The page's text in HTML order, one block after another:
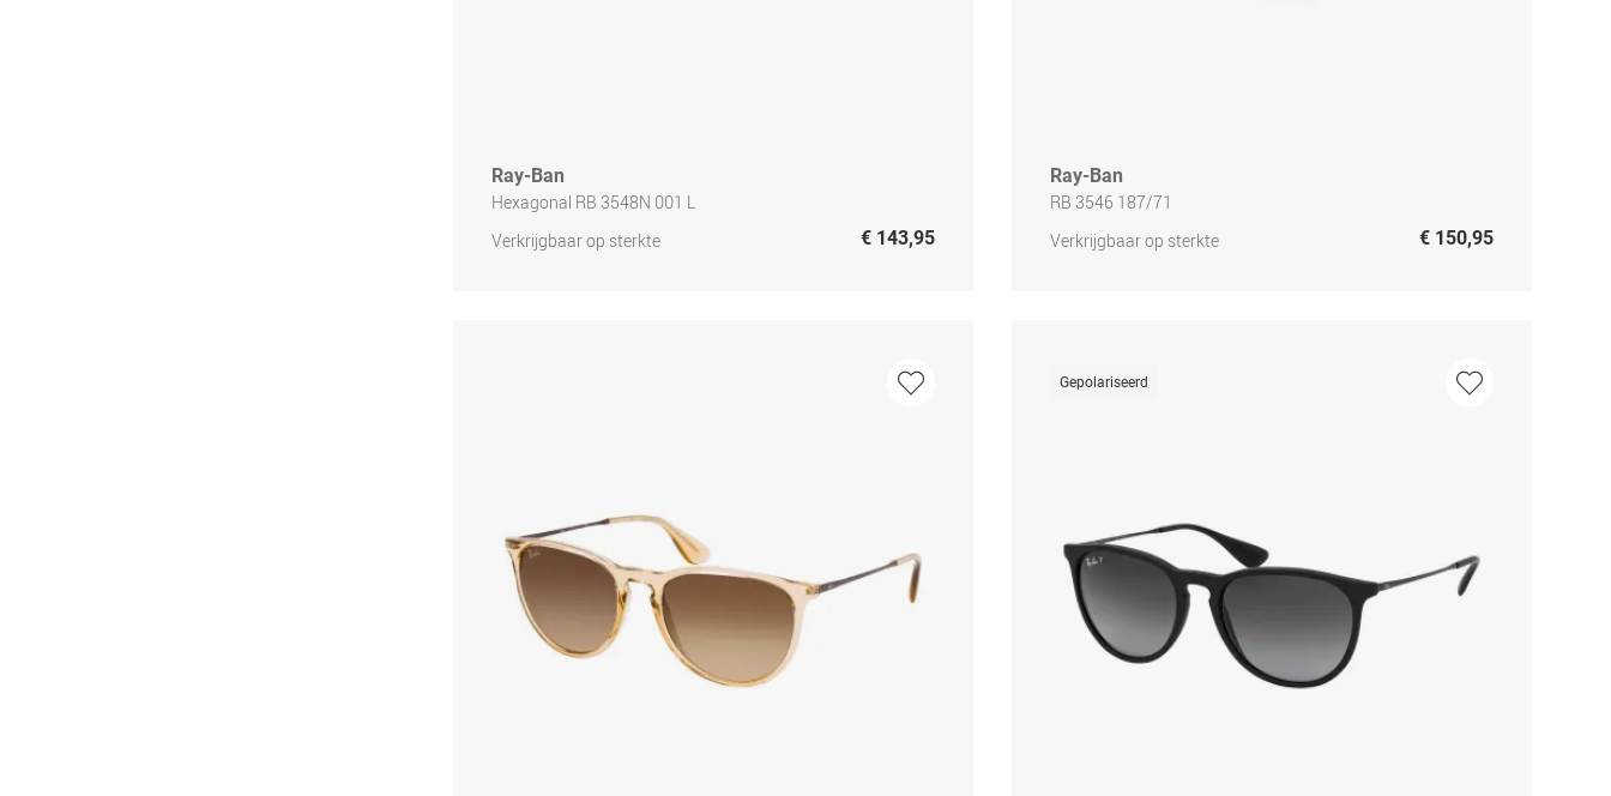
Ray-Ban
Hexagonal RB 3548N 001 L
Verkrijgbaar op sterkte
€ 143,95
Ray-Ban
RB 3546 187/71
Verkrijgbaar op sterkte
€ 150,95
Gepolariseerd